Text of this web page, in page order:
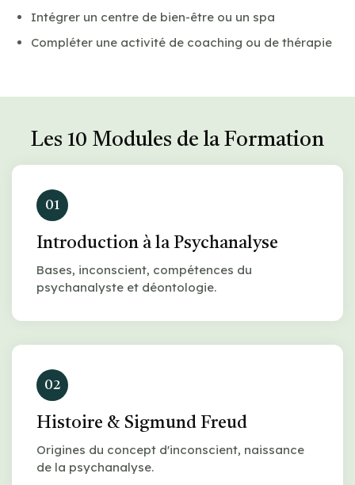
Intégrer un centre de bien-être ou un spa
Compléter une activité de coaching ou de thérapie
Les 10 Modules de la Formation
01
Introduction à la Psychanalyse
Bases, inconscient, compétences du
psychanalyste et déontologie.
02
Histoire & Sigmund Freud
Origines du concept d'inconscient, naissance
de la psychanalyse.